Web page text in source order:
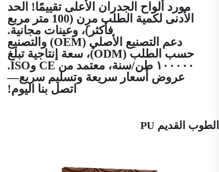
مورد ألواح الجدران الأعلى تقييمًا! الحد
الأدنى لكمية الطلب مرِن (100 متر مربع
فأكثر)، وعينات مجانية.
دعم التصنيع الأصلي (OEM) والتصنيع
حسب الطلب (ODM)، سعة إنتاجية تبلغ
١٠٠٠٠٠ طن/سنة، معتمد من CE وISO.
عروض أسعار سريعة وتسليم سريع—
اتصل بنا اليوم!
الطوب القديم PU